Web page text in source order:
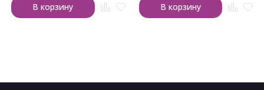
В корзину В корзину